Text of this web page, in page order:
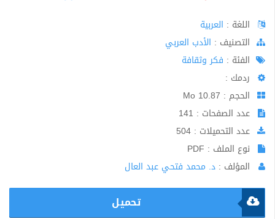
اللغة : العربية
اﻟﺘﺼﻨﻴﻒ : الأدب العربي
الفئة : فكر وثقافة
ردمك :
الحجم : 10.87 Mo
عدد الصفحات : 141
عدد التحميلات : 504
نوع الملف : PDF
المؤلف : د. محمد فتحي عبد العال
تحميل